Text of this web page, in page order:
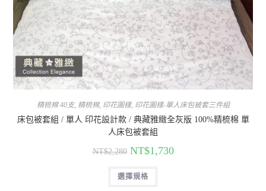
精梳棉 40支, 精梳棉, 印花圖樣, 印花圖樣-單人床包被套三件組
床包被套組 / 單人 印花設計款 / 典藏雅緻全灰版 100%精梳棉 單
人床包被套組
NT$2,280 NT$1,730
選擇規格